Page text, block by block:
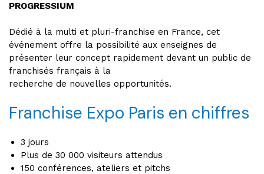
PROGRESSIUM
Dédié à la multi et pluri-franchise en France, cet
événement offre la possibilité aux enseignes de
présenter leur concept rapidement devant un public de
franchisés français à la
recherche de nouvelles opportunités.
Franchise Expo Paris en chiffres
3 jours
Plus de 30 000 visiteurs attendus
150 conférences, ateliers et pitchs